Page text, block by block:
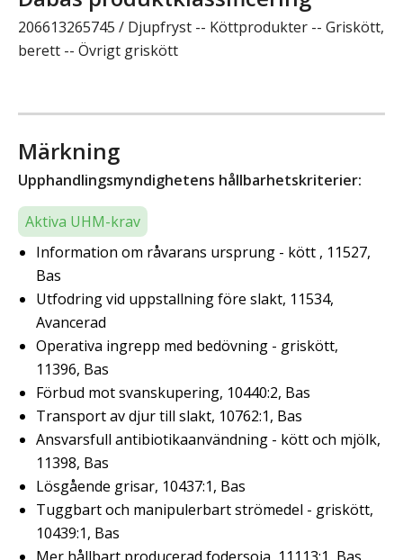
206613265745 / Djupfryst -- Köttprodukter -- Griskött,
berett -- Övrigt griskött
Märkning
Upphandlingsmyndighetens hållbarhetskriterier:
Aktiva UHM-krav
Information om råvarans ursprung - kött , 11527,
Bas
Utfodring vid uppstallning före slakt, 11534,
Avancerad
Operativa ingrepp med bedövning - griskött,
11396, Bas
Förbud mot svanskupering, 10440:2, Bas
Transport av djur till slakt, 10762:1, Bas
Ansvarsfull antibiotikaanvändning - kött och mjölk,
11398, Bas
Lösgående grisar, 10437:1, Bas
Tuggbart och manipulerbart strömedel - griskött,
10439:1, Bas